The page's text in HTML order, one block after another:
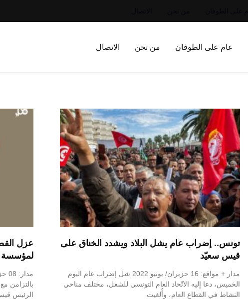
عام على الطوفان من نحن الاتصال
تونس.. إضراب عام يشل البلاد ويشدد الخناق على
قيس سعيّد
مدار + مواقع: 16 حزيران/ يونيو 2022 شل إضراب عام اليوم
الخميس، دعا إليه الاتّحاد العام التونسي للشغل، مختلف مناحي
النشاط في القطاع العام، وأُلغيت
عزل
لمؤسسة
بالتزامن
الرئيس قيس